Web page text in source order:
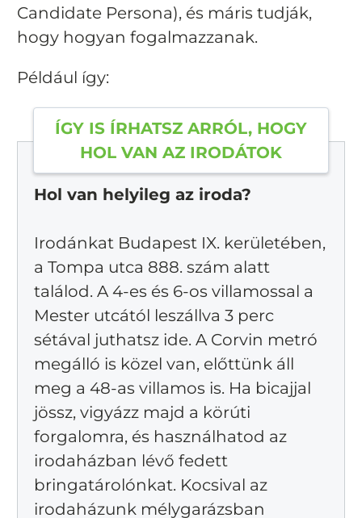
Candidate Persona), és máris tudják,
hogy hogyan fogalmazzanak.
Például így:
ÍGY IS ÍRHATSZ ARRÓL, HOGY
HOL VAN AZ IRODÁTOK
Hol van helyileg az iroda?
Irodánkat Budapest IX. kerületében,
a Tompa utca 888. szám alatt
találod. A 4-es és 6-os villamossal a
Mester utcától leszállva 3 perc
sétával juthatsz ide. A Corvin metró
megálló is közel van, előttünk áll
meg a 48-as villamos is. Ha bicajjal
jössz, vigyázz majd a körúti
forgalomra, és használhatod az
irodaházban lévő fedett
bringatárolónkat. Kocsival az
irodaházunk mélygarázsban